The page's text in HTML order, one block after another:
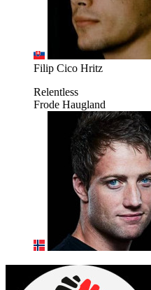
Filip Cico Hritz
Relentless
Frode Haugland